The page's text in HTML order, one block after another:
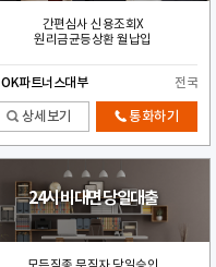
간편심사 신용조회X
원리금균등상환 월납입
OK파트너스대부 전국
상세보기 통화하기
24시 비대면 당일대출